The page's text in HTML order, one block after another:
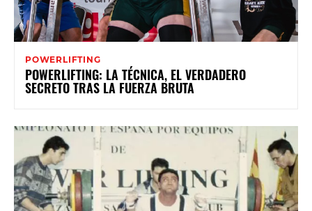
POWERLIFTING
POWERLIFTING: LA TÉCNICA, EL VERDADERO
SECRETO TRAS LA FUERZA BRUTA